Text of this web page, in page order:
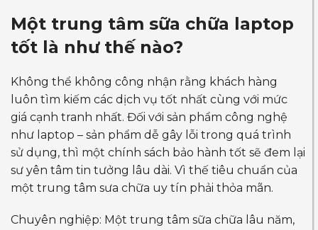
Một trung tâm sữa chữa laptop
tốt là như thế nào?
Không thể không công nhận rằng khách hàng
luôn tìm kiếm các dịch vụ tốt nhất cùng với mức
giá cạnh tranh nhất. Đối với sản phẩm công nghệ
như laptop – sản phẩm dễ gây lỗi trong quá trình
sử dụng, thì một chính sách bảo hành tốt sẽ đem lại
sư yên tâm tin tưởng lâu dài. Vì thế tiêu chuẩn của
một trung tâm sưa chữa uy tín phải thỏa mãn.
Chuyên nghiệp: Một trung tâm sữa chữa lâu năm,